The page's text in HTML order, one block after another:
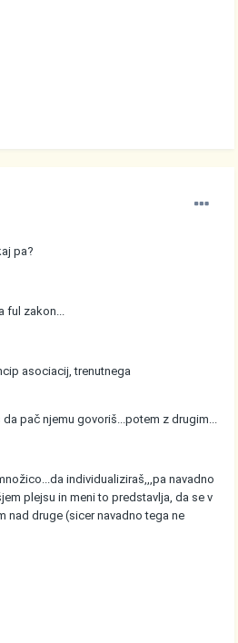
pa?
zakon...
asociacij, trenutnega
pač njemu govoriš...potem z drugim...
individualiziraš,,,pa navadno
plejsu in meni to predstavlja, da se v
nad druge (sicer navadno tega ne